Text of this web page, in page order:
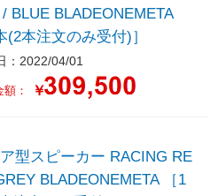
BLUE BLADEONEMETA
(2本注文のみ受付)］
：2022/04/01
： ￥
スピーカー RACING RE
BLADEONEMETA ［1